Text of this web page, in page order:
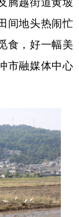
间地头热闹忙
食，好一幅美
市融媒体中心